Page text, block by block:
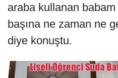
araba kullanan
başına ne zaman ne
diye konuştu.